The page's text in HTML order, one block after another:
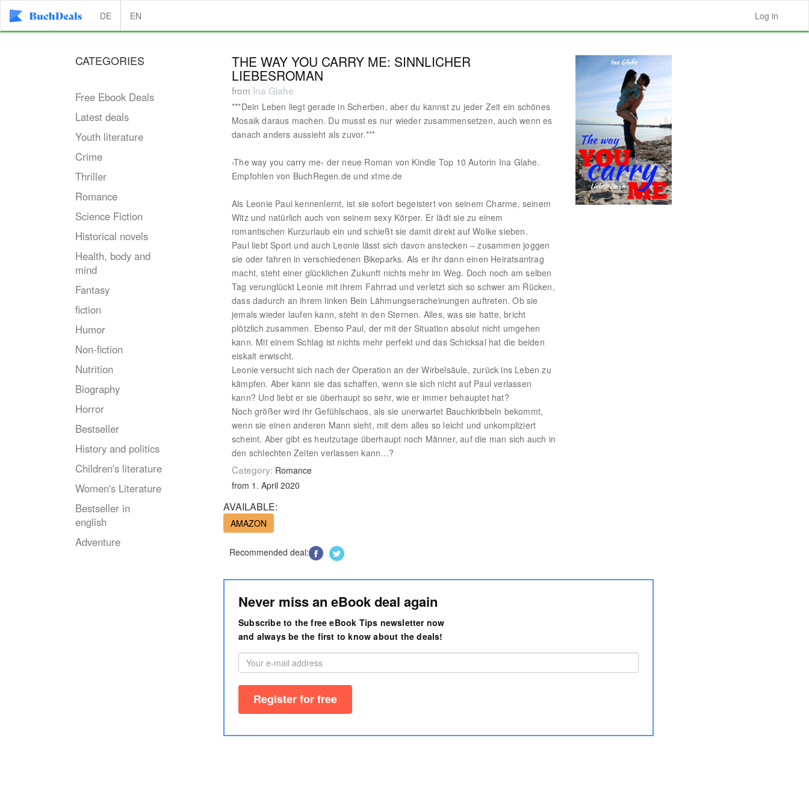
DE EN Log in
CATEGORIES
Free Ebook Deals
Latest deals
Youth literature
Crime
Thriller
Romance
Science Fiction
Historical novels
Health, body and
mind
Fantasy
fiction
Humor
Non-fiction
Nutrition
Biography
Horror
Bestseller
History and politics
Children's literature
Women's Literature
Bestseller in
english
Adventure
THE WAY YOU CARRY ME: SINNLICHER
LIEBESROMAN
from Ina Glahe
***Dein Leben liegt gerade in Scherben, aber du kannst zu jeder Zeit ein schönes
Mosaik daraus machen. Du musst es nur wieder zusammensetzen, auch wenn es
danach anders aussieht als zuvor.***
›The way you carry me‹ der neue Roman von Kindle Top 10 Autorin Ina Glahe.
Empfohlen von BuchRegen.de und xtme.de
Als Leonie Paul kennenlernt, ist sie sofort begeistert von seinem Charme, seinem
Witz und natürlich auch von seinem sexy Körper. Er lädt sie zu einem
romantischen Kurzurlaub ein und schießt sie damit direkt auf Wolke sieben.
Paul liebt Sport und auch Leonie lässt sich davon anstecken – zusammen joggen
sie oder fahren in verschiedenen Bikeparks. Als er ihr dann einen Heiratsantrag
macht, steht einer glücklichen Zukunft nichts mehr im Weg. Doch noch am selben
Tag verunglückt Leonie mit ihrem Fahrrad und verletzt sich so schwer am Rücken,
dass dadurch an ihrem linken Bein Lähmungserscheinungen auftreten. Ob sie
jemals wieder laufen kann, steht in den Sternen. Alles, was sie hatte, bricht
plötzlich zusammen. Ebenso Paul, der mit der Situation absolut nicht umgehen
kann. Mit einem Schlag ist nichts mehr perfekt und das Schicksal hat die beiden
eiskalt erwischt.
Leonie versucht sich nach der Operation an der Wirbelsäule, zurück ins Leben zu
kämpfen. Aber kann sie das schaffen, wenn sie sich nicht auf Paul verlassen
kann? Und liebt er sie überhaupt so sehr, wie er immer behauptet hat?
Noch größer wird ihr Gefühlschaos, als sie unerwartet Bauchkribbeln bekommt,
wenn sie einen anderen Mann sieht, mit dem alles so leicht und unkompliziert
scheint. Aber gibt es heutzutage überhaupt noch Männer, auf die man sich auch in
den schlechten Zeiten verlassen kann…?
Category: Romance
from 1. April 2020
AVAILABLE:
AMAZON
Recommended deal:
Never miss an eBook deal again
Subscribe to the free eBook Tips newsletter now
and always be the first to know about the deals!